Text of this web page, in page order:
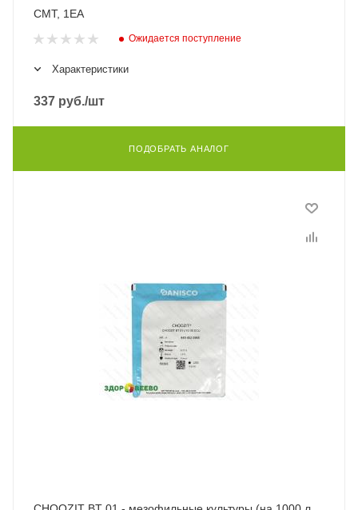
СМТ, 1ЕА
Ожидается поступление
Характеристики
337 руб./шт
ПОДОБРАТЬ АНАЛОГ